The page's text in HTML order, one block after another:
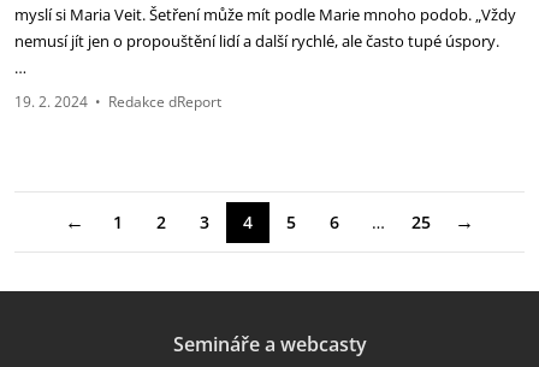
myslí si Maria Veit. Šetření může mít podle Marie mnoho podob. „Vždy
nemusí jít jen o propouštění lidí a další rychlé, ale často tupé úspory.
…
19. 2. 2024 • Redakce dReport
← 1 2 3 4 5 6 … 25 →
Semináře a webcasty